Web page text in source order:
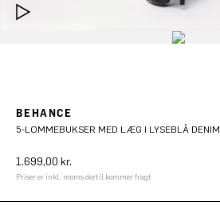
BEHANCE
5-LOMMEBUKSER MED LÆG I LYSEBLÅ DENIM
1.699,00 kr.
Priser er inkl. moms dertil kommer fragt